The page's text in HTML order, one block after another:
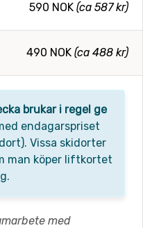
590 NOK (ca 587 kr)
490 NOK (ca 488 kr)
brukar i regel ge
endagarspriset
Vissa skidorter
man köper liftkortet
med